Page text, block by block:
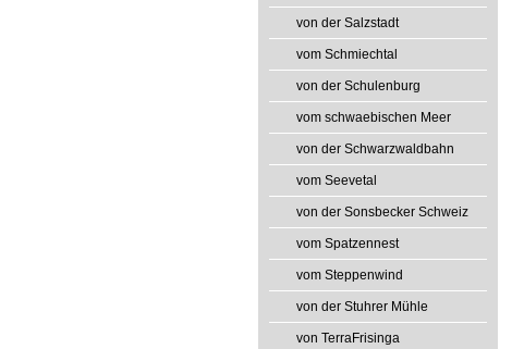
von der Salzstadt
vom Schmiechtal
von der Schulenburg
vom schwaebischen Meer
von der Schwarzwaldbahn
vom Seevetal
von der Sonsbecker Schweiz
vom Spatzennest
vom Steppenwind
von der Stuhrer Mühle
von TerraFrisinga